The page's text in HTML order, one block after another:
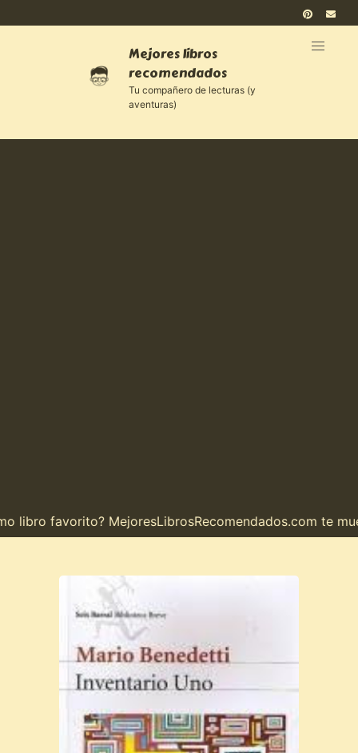
Mejores libros
recomendados
Tu compañero de lecturas (y
aventuras)
favorito? MejoresLibrosRecomendados.com te